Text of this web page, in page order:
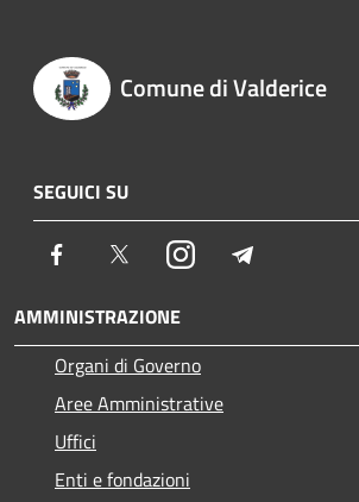
Comune di Valderice
SEGUICI SU
Facebook TwitterInstagram
AMMINISTRAZIONE
Organi di Governo
Aree Amministrative
Uffici
Enti e fondazioni